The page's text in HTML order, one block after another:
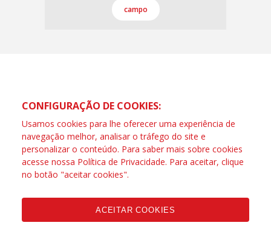
campo
CONFIGURAÇÃO DE COOKIES:
Usamos cookies para lhe oferecer uma experiência de
navegação melhor, analisar o tráfego do site e
personalizar o conteúdo. Para saber mais sobre cookies
acesse nossa Política de Privacidade. Para aceitar, clique
no botão "aceitar cookies".
ACEITAR COOKIES